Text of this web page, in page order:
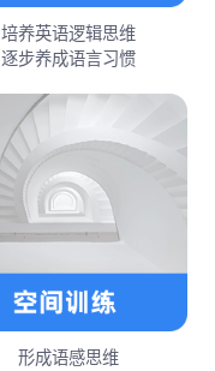
培养英语逻辑思维
逐步养成语言习惯
形成语感思维